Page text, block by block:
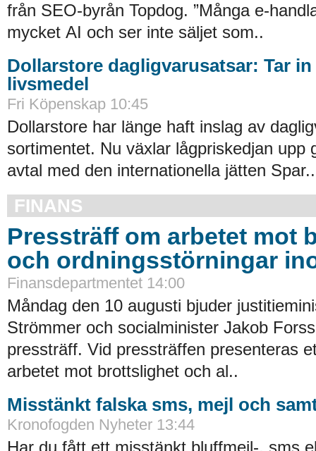
från SEO-byrån Topdog. ”Många e-
mycket AI och ser inte säljet som..
Dollarstore dagligvarusatsar: Tar in
livsmedel
Fri Köpenskap 10:45
Dollarstore har länge haft inslag av
sortimentet. Nu växlar lågpriskedjan upp
avtal med den internationella jätten
FINANS
Pressträff om arbetet mot
och ordningsstörningar
Finansdepartmentet 14:00
Måndag den 10 augusti bjuder
Strömmer och socialminister Jakob
pressträff. Vid pressträffen presenteras
arbetet mot brottslighet och al..
Misstänkt falska sms, mejl och
Kronofogden Nyheter 13:44
Har du fått ett misstänkt bluffmejl-, sms